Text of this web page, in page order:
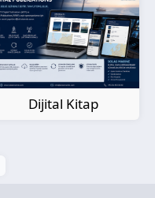
Kağıt Harita